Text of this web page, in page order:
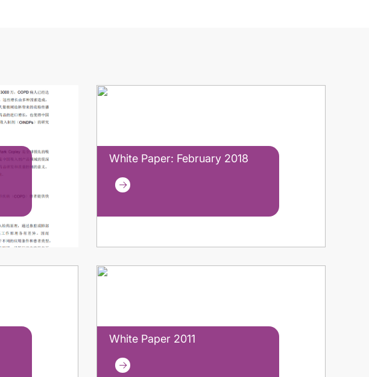
White Paper: February 2018
White Paper 2011